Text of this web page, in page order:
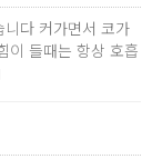
다 커가면서 코가
이 들때는 항상 호흡